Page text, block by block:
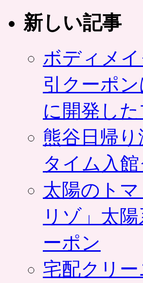
新しい記事
ボディメ
引クーポ
に開発し
熊谷日帰
タイム入
太陽のト
リゾ」太
ーポン
宅配クリ